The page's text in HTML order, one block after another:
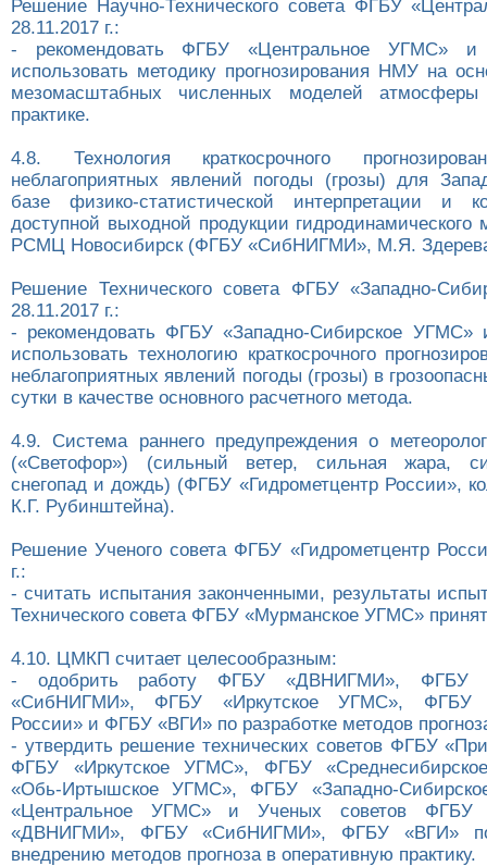
Решение Научно-Технического совета ФГБУ
28.11.2017 г.:
- рекомендовать ФГБУ «Центральное УГМС»
использовать методику прогнозирования НМУ на
мезомасштабных численных моделей атмосферы
практике.
4.8. Технология краткосрочного
неблагоприятных явлений погоды (грозы) для
базе физико-статистической интерпретации и
доступной выходной продукции гидродинамического
РСМЦ Новосибирск (ФГБУ «СибНИГМИ», М.Я.
Решение Технического совета ФГБУ «Западно-
28.11.2017 г.:
- рекомендовать ФГБУ «Западно-Сибирское
использовать технологию краткосрочного
неблагоприятных явлений погоды (грозы) в
сутки в качестве основного расчетного метода.
4.9. Система раннего предупреждения о
(«Светофор») (сильный ветер, сильная жара,
снегопад и дождь) (ФГБУ «Гидрометцентр России»,
К.Г. Рубинштейна).
Решение Ученого совета ФГБУ «Гидрометцентр
г.:
- считать испытания законченными, результаты
Технического совета ФГБУ «Мурманское УГМС»
4.10. ЦМКП считает целесообразным:
- одобрить работу ФГБУ «ДВНИГМИ», ФГБУ
«СибНИГМИ», ФГБУ «Иркутское УГМС», ФГБУ
России» и ФГБУ «ВГИ» по разработке методов
- утвердить решение технических советов ФГБУ
ФГБУ «Иркутское УГМС», ФГБУ
«Обь-Иртышское УГМС», ФГБУ «Западно-
«Центральное УГМС» и Ученых советов
«ДВНИГМИ», ФГБУ «СибНИГМИ», ФГБУ «ВГИ»
внедрению методов прогноза в оперативную практику.